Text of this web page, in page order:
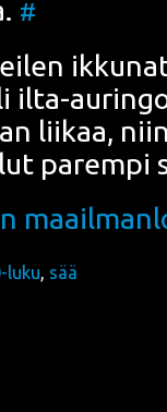
#
ilta-
lii­kaa,
parem­pi
luku, sää